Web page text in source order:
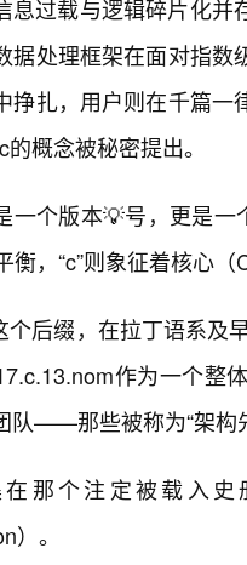
息过载与逻辑碎片化
据处理框架在面对指
挣扎，用户则在千篇
概念被秘密提出。
一个版本💡号，更是一
衡，“c”则象征着核心
个后缀，在拉丁语系及
作为一个整
队——那些被称为“架构
那个注定被载入
）。